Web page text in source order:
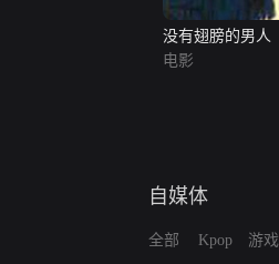
没有翅膀的男人
电影
自媒体
全部 Kpop 游戏